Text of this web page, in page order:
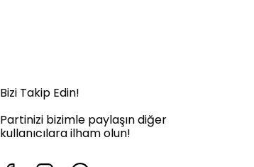
Bizi Takip Edin!
Partinizi bizimle paylaşın diğer
kullanıcılara ilham olun!